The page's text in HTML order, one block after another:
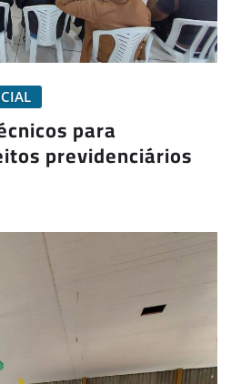
para
previdenciários